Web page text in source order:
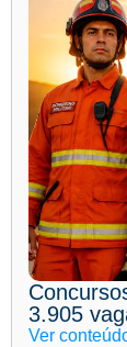
3.905
Ver